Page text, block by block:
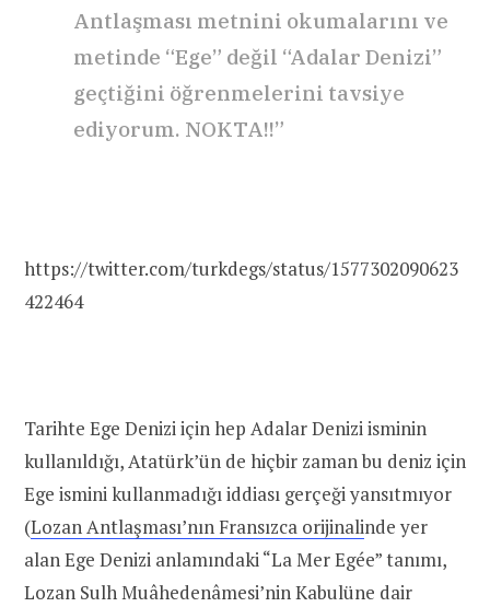
Antlaşması metnini okumalarını ve
metinde “Ege” değil “Adalar Denizi”
geçtiğini öğrenmelerini tavsiye
ediyorum. NOKTA!!”
https://twitter.com/turkdegs/status/1577302090623
422464
Tarihte Ege Denizi için hep Adalar Denizi isminin
kullanıldığı, Atatürk’ün de hiçbir zaman bu deniz için
Ege ismini kullanmadığı iddiası gerçeği yansıtmıyor
(Lozan Antlaşması’nın Fransızca orijinalinde yer
alan Ege Denizi anlamındaki “La Mer Egée” tanımı,
Lozan Sulh Muâhedenâmesi’nin Kabulüne dair